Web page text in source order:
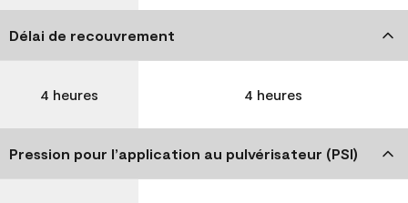
Délai de recouvrement
4 heures 4 heures
Pression pour l’application au pulvérisateur (PSI)